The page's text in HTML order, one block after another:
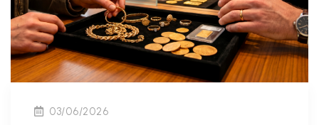
03/06/2026